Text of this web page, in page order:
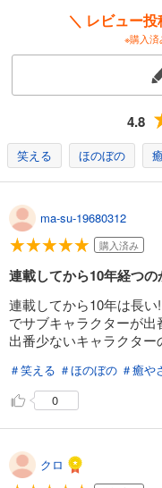
＼ レビュー
※購入
4.8
笑える ほのぼの
ma-su-19680312
購入済み
連載してから10年経つの
連載してから10年は長
でサブキャラクターが
出番少ないキャラクター
＃笑える ＃ほのぼの ＃癒や
0
クロ